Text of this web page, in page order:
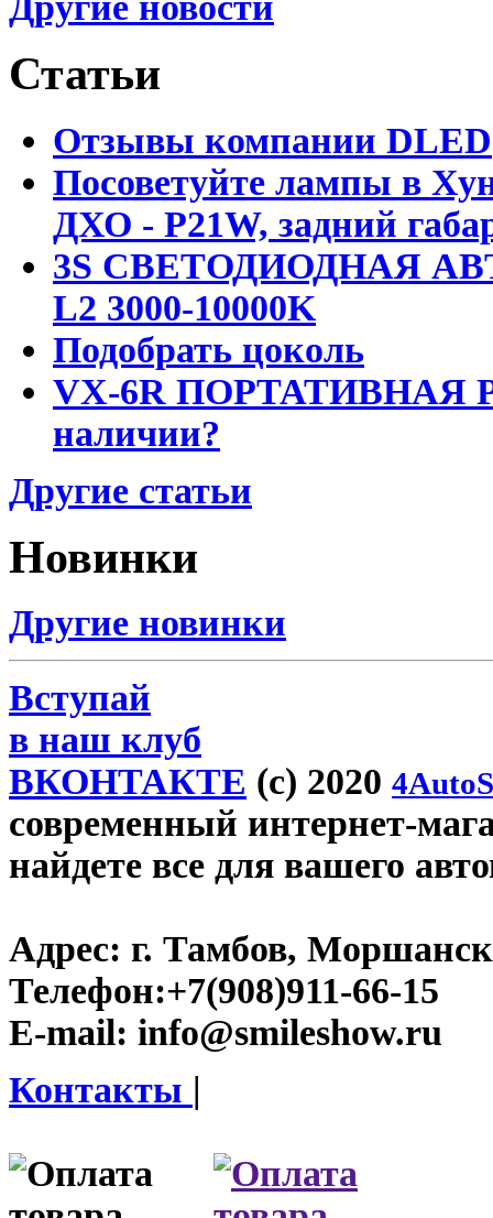
Статьи
Отзывы компании DLED
Посоветуйте лампы в
ДХО - P21W, задний
3S СВЕТОДИОДНАЯ
L2 3000-10000K
Подобрать цоколь
VX-6R ПОРТАТИВНАЯ
наличии?
Другие статьи
Новинки
Другие новинки
Вступай
в наш клуб
ВКОНТАКТЕ (c) 2020
современный интернет-
найдете все для вашего
Адрес: г. Тамбов,
Телефон:+7(908)911-66-15
E-mail: info@smileshow.ru
Контакты |